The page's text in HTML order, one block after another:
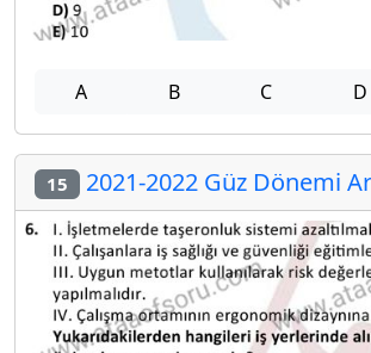
A B C D
15 2021-2022 Güz Dönemi